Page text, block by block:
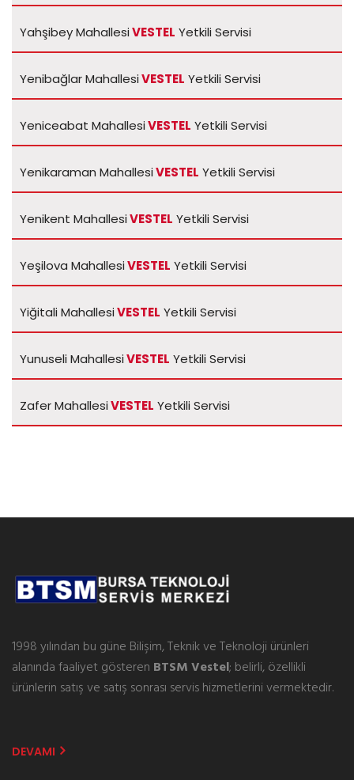
Yahşibey MahallesiVESTEL Yetkili Servisi
Yenibağlar MahallesiVESTEL Yetkili Servisi
Yeniceabat MahallesiVESTEL Yetkili Servisi
Yenikaraman MahallesiVESTEL Yetkili Servisi
Yenikent MahallesiVESTEL Yetkili Servisi
Yeşilova MahallesiVESTEL Yetkili Servisi
Yiğitali MahallesiVESTEL Yetkili Servisi
Yunuseli MahallesiVESTEL Yetkili Servisi
Zafer MahallesiVESTEL Yetkili Servisi
1998 yılından bu güne Bilişim, Teknik ve Teknoloji ürünleri
alanında faaliyet gösteren BTSM Vestel; belirli, özellikli
ürünlerin satış ve satış sonrası servis hizmetlerini vermektedir.
DEVAMI